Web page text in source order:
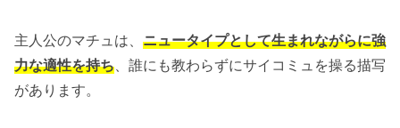
主人公のマチュは、 ニュータイプとして生まれながらに強
力な適性を持ち 、誰にも教わらずにサイコミュを操る描写
があります。